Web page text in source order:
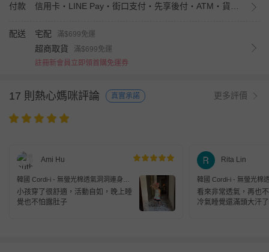
付款
配送 宅配 滿$699免運
超商取貨
滿$699免運
註冊新會員立即領首購免運券
17 則熱心媽咪評論 真實承諾 更多評價
Ami Hu
韓國 Cordi-i - 無螢光棉透氣洞洞連身防
踢被-綠衣小狗-湖綠X紅
小孩穿了很舒適，活動自如，晚上睡
覺也不怕露肚子
Rita Lin
韓國 Cordi-i - 無螢光棉
踢被-綠衣小狗-湖綠X紅
看來非常透氣，再也
冷氣睡覺還滿頭大汗